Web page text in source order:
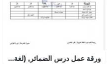
ورقة عمل درس الضمائر, (لغة عربية) الخامس